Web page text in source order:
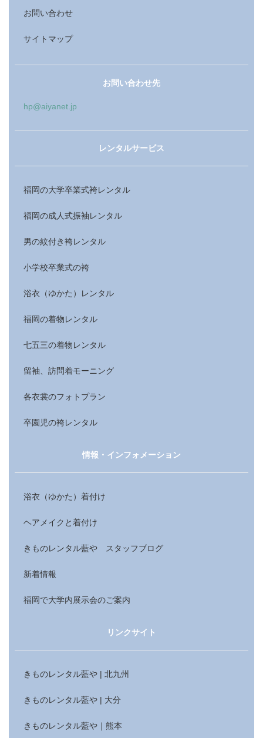
お問い合わせ
サイトマップ
お問い合わせ先
hp@aiyanet.jp
レンタルサービス
福岡の大学卒業式袴レンタル
福岡の成人式振袖レンタル
男の紋付き袴レンタル
小学校卒業式の袴
浴衣（ゆかた）レンタル
福岡の着物レンタル
七五三の着物レンタル
留袖、訪問着モーニング
各衣裳のフォトプラン
卒園児の袴レンタル
情報・インフォメーション
浴衣（ゆかた）着付け
ヘアメイクと着付け
きものレンタル藍や スタッフブログ
新着情報
福岡で大学内展示会のご案内
リンクサイト
きものレンタル藍や | 北九州
きものレンタル藍や | 大分
きものレンタル藍や｜熊本